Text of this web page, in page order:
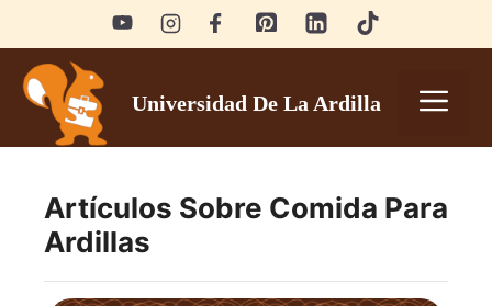
to
content
Universidad De La Ardilla
Artículos Sobre Comida Para
Ardillas